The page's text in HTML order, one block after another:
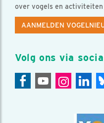
over vogels en activiteiten
AANMELDEN
Volg ons via